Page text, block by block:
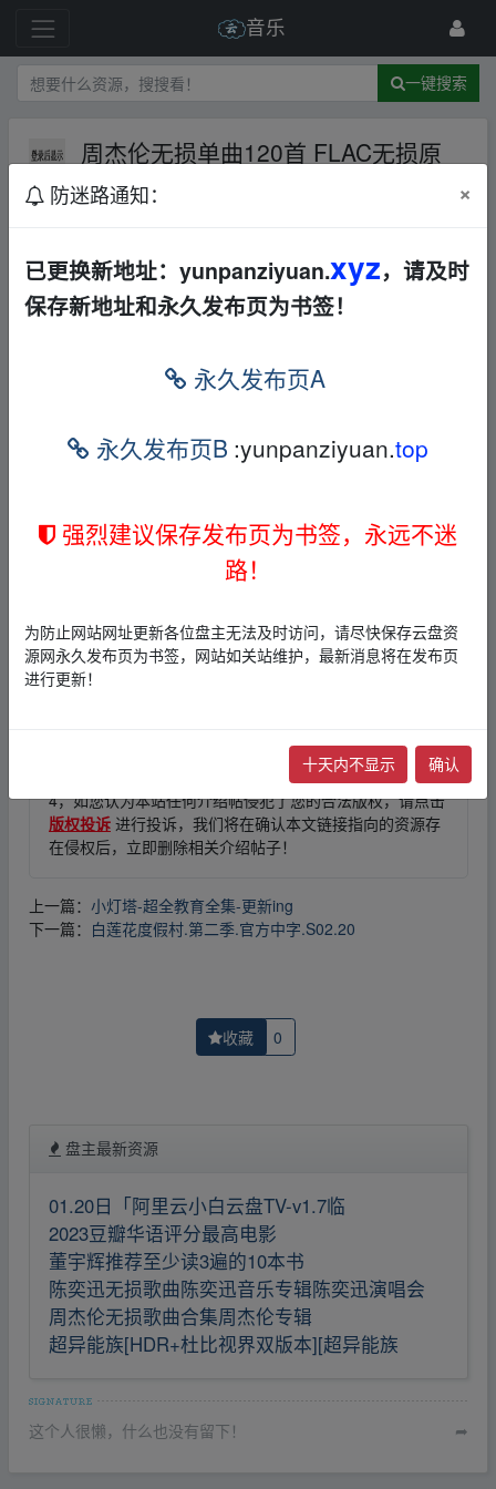
音乐
一键搜索
周杰伦无损单曲120首 FLAC无损原
音/周杰伦音乐集/支持在线解压
华语 单曲
音乐集/支持在线解压fr﹏om w﹏ww.y▂un、pan‥z
回复
fr﹏om w﹏ww.y▂un、pan‥zi‥yu‥an.xy‥z
1，本站所有内容均为站内网盘爱好者分享发布的网盘链接
介绍展示帖子，本站不存储任何实质资源数据。
2，本文内容仅代表作者本人观点，不代表本网站立场，作
所有！其实际管理权为帖子发布者所有，本站无法操作相
4，如您认为本站任何介绍帖侵犯了您的合法版权，请点击
版权投诉 进行投诉，我们将在确认本文链接指向的资源存
在侵权后，立即删除相关介绍帖子！
上一篇： 小灯塔-超全教育全集-更新ing
下一篇： 白莲花度假村.第二季.官方中字.S02.20
收藏 0
盘主最新资源
01.20日「阿里云小白云盘TV-v1.7临
2023豆瓣华语评分最高电影
董宇辉推荐至少读3遍的10本书
陈奕迅无损歌曲陈奕迅音乐专辑陈奕迅演唱会
周杰伦无损歌曲合集周杰伦专辑
超异能族[HDR+杜比视界双版本][超异能族
这个人很懒，什么也没有留下！ ➦
防迷路通知： ×
已更换新地址：yunpanziyuan.xyz，请及时
保存新地址和永久发布页为书签！
永久发布页A
永久发布页B :yunpanziyuan.top
强烈建议保存发布页为书签，永远不迷
路！
为防止网站网址更新各位盘主无法及时访问，请尽快保存云盘资
源网永久发布页为书签，网站如关站维护，最新消息将在发布页
进行更新！
十天内不显示 确认